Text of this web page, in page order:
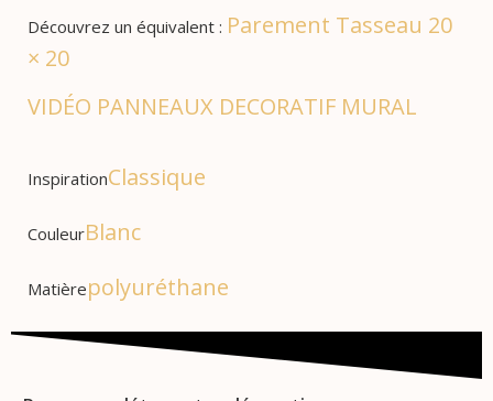
Découvrez un équivalent : Parement Tasseau 20
× 20
VIDÉO PANNEAUX DECORATIF MURAL
InspirationClassique
CouleurBlanc
Matièrepolyuréthane